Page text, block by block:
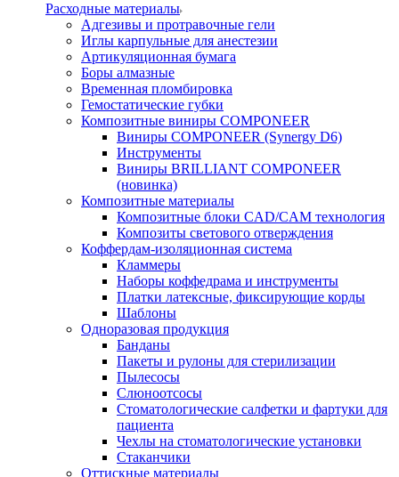
Расходные материалы
Адгезивы и протравочные гели
Иглы карпульные для анестезии
Артикуляционная бумага
Боры алмазные
Временная пломбировка
Гемостатические губки
Композитные виниры COMPONEER
Виниры COMPONEER (Synergy D6)
Инструменты
Виниры BRILLIANT COMPONEER
(новинка)
Композитные материалы
Композитные блоки CAD/СAM технология
Композиты светового отверждения
Коффердам-изоляционная система
Кламмеры
Наборы коффедрама и инструменты
Платки латексные, фиксирующие корды
Шаблоны
Одноразовая продукция
Банданы
Пакеты и рулоны для стерилизации
Пылесосы
Слюноотсосы
Стоматологические салфетки и фартуки для
пациента
Чехлы на стоматологические установки
Стаканчики
Оттискные материалы